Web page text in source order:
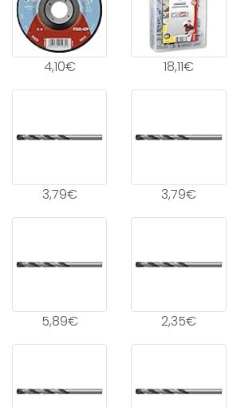
4,10€ 18,11€
3,79€ 3,79€
5,89€ 2,35€